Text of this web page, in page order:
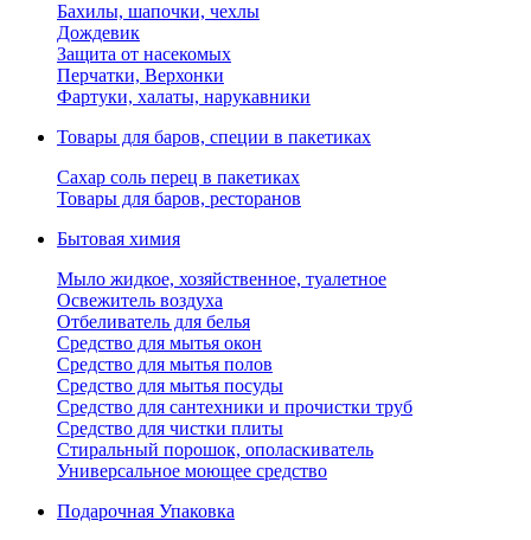
Бахилы, шапочки, чехлы
Дождевик
Защита от насекомых
Перчатки, Верхонки
Фартуки, халаты, нарукавники
Товары для баров, специи в пакетиках
Сахар соль перец в пакетиках
Товары для баров, ресторанов
Бытовая химия
Мыло жидкое, хозяйственное, туалетное
Освежитель воздуха
Отбеливатель для белья
Средство для мытья окон
Средство для мытья полов
Средство для мытья посуды
Средство для сантехники и прочистки труб
Средство для чистки плиты
Стиральный порошок, ополаскиватель
Универсальное моющее средство
Подарочная Упаковка